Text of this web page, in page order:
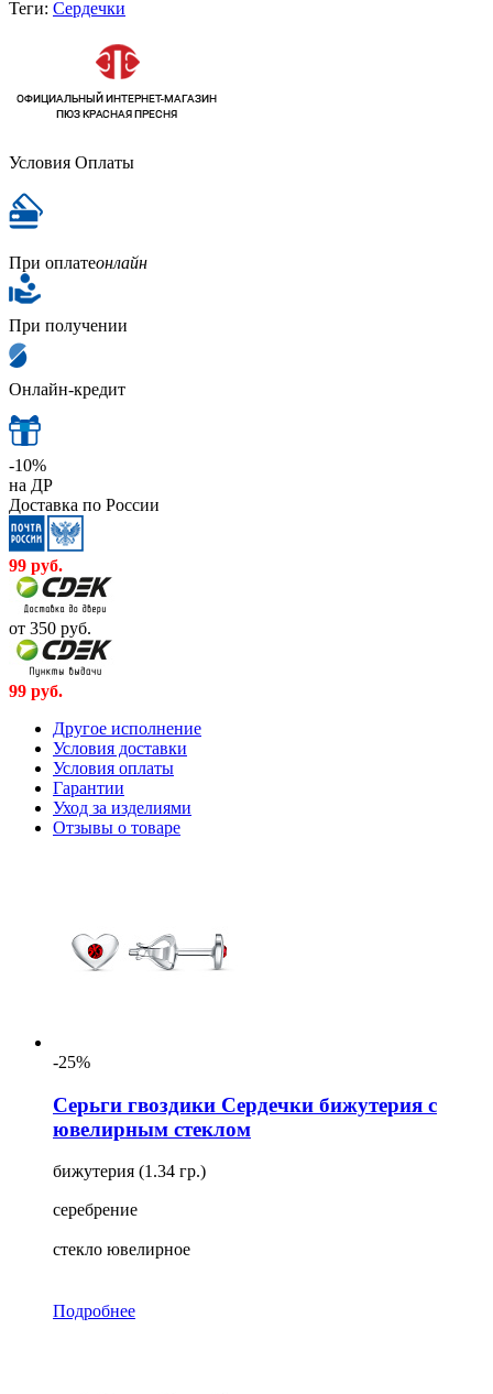
Теги: Сердечки
Условия Оплаты
При оплатеонлайн
При получении
Онлайн-кредит
-10%
на ДР
Доставка по России
99 руб.
от 350 руб.
99 руб.
Другое исполнение
Условия доставки
Условия оплаты
Гарантии
Уход за изделиями
Отзывы о товаре
-25%
Серьги гвоздики Сердечки бижутерия с
ювелирным стеклом
бижутерия (1.34 гр.)
серебрение
стекло ювелирное
Подробнее